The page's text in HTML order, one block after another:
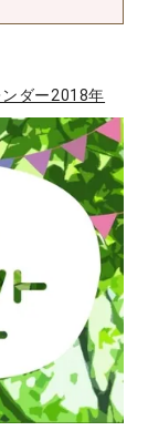
ダー2018年